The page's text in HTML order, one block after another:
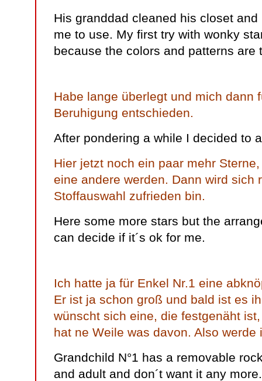
His granddad cleaned his closet
me to use. My first try with wonky
because the colors and patterns are
Habe lange überlegt und mich dann
Beruhigung entschieden.
After pondering a while I decided to
Hier jetzt noch ein paar mehr
eine andere werden. Dann wird sich
Stoffauswahl zufrieden bin.
Here some more stars but the
can decide if it´s ok for me.
Ich hatte ja für Enkel Nr.1 eine
Er ist ja schon groß und bald ist es
wünscht sich eine, die festgenäht
hat ne Weile was davon. Also werde
Grandchild N°1 has a removable
and adult and don´t want it any